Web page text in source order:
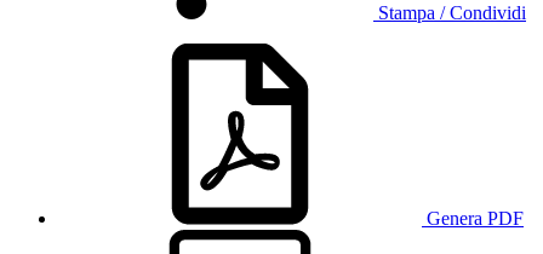
Stampa / Condividi
Genera PDF